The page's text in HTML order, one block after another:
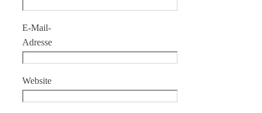
E-Mail-
Adresse
Website